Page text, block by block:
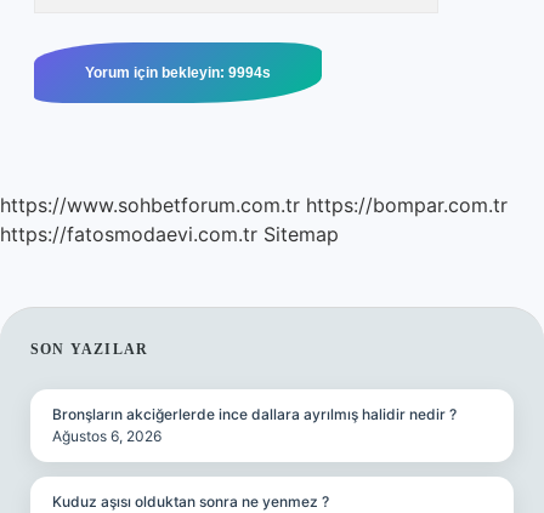
https://www.sohbetforum.com.tr https://bompar.com.tr
https://fatosmodaevi.com.tr Sitemap
SIDEBAR
SON YAZILAR
Bronşların akciğerlerde ince dallara ayrılmış halidir nedir ?
Ağustos 6, 2026
Kuduz aşısı olduktan sonra ne yenmez ?